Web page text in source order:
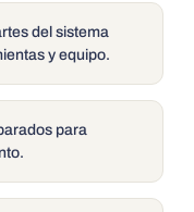
del sistema
y equipo.
para